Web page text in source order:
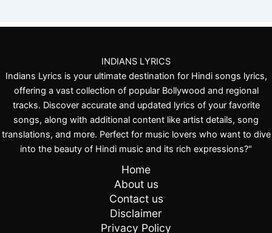
INDIANS LYRICS
Indians Lyrics is your ultimate destination for Hindi songs lyrics,
offering a vast collection of popular Bollywood and regional
tracks. Discover accurate and updated lyrics of your favorite
songs, along with additional content like artist details, song
translations, and more. Perfect for music lovers who want to dive
into the beauty of Hindi music and its rich expressions?"
Home
About us
Contact us
Disclaimer
Privacy Policy